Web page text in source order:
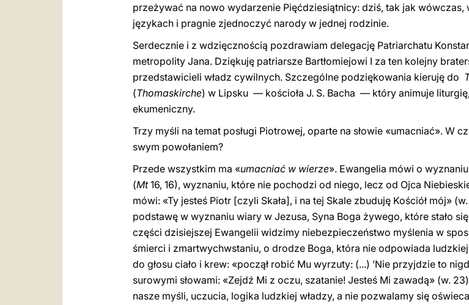
przeżywać na nowo wydarzenie Pięćdziesiątnicy: dziś, tak jak wówczas,
językach i pragnie zjednoczyć narody w jednej rodzinie.
Serdecznie i z wdzięcznością pozdrawiam delegację Patriarchatu
metropolity Jana. Dziękuję patriarsze Bartłomiejowi I za ten kolejny
przedstawicieli władz cywilnych. Szczególne podziękowania kieruję do
(Thomaskirche) w Lipsku — kościoła J. S. Bacha — który animuje
ekumeniczny.
Trzy myśli na temat posługi Piotrowej, oparte na słowie «umacniać». W
swym powołaniem?
Przede wszystkim ma «umacniać w wierze». Ewangelia mówi o
(Mt16, 16), wyznaniu, które nie pochodzi od niego, lecz od Ojca
mówi: «Ty jesteś Piotr [czyli Skała], i na tej Skale zbuduję Kościół mój»
podstawę w wyznaniu wiary w Jezusa, Syna Boga żywego, które stało
części dzisiejszej Ewangelii widzimy niebezpieczeństwo myślenia w
śmierci i zmartwychwstaniu, o drodze Boga, która nie odpowiada
do głosu ciało i krew: «począł robić Mu wyrzuty: (...) ’Nie przyjdzie to
surowymi słowami: «Zejdź Mi z oczu, szatanie! Jesteś Mi zawadą» (w.
nasze myśli, uczucia, logika ludzkiej władzy, a nie pozwalamy się